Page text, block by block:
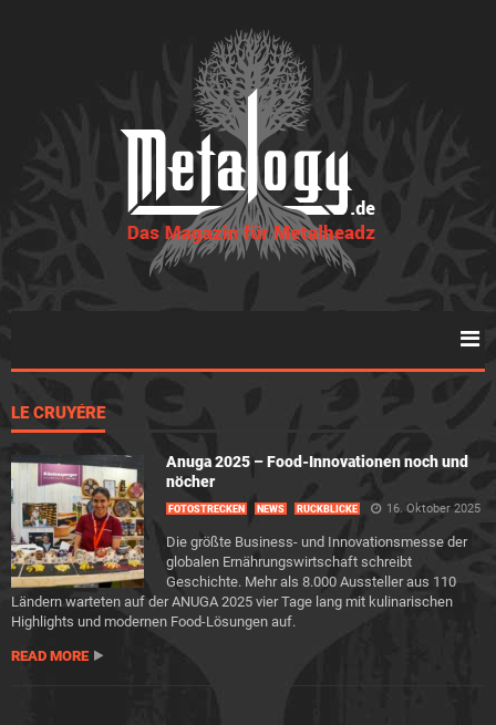
LE CRUYÉRE
Anuga 2025 – Food-Innovationen noch und
nöcher
FOTOSTRECKEN NEWS RÜCKBLICKE 16. Oktober 2025
Die größte Business- und Innovationsmesse der
globalen Ernährungswirtschaft schreibt
Geschichte. Mehr als 8.000 Aussteller aus 110
Ländern warteten auf der ANUGA 2025 vier Tage lang mit kulinarischen
Highlights und modernen Food-Lösungen auf.
READ MORE